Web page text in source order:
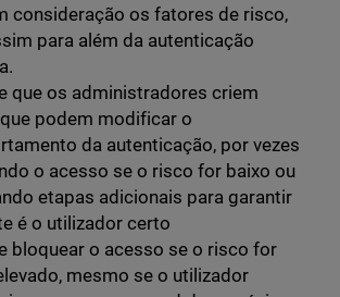
consideração os fatores de risco,
para além da autenticação
que os administradores criem
podem modificar o
da autenticação, por vezes
o acesso se o risco for baixo ou
etapas adicionais para garantir
é o utilizador certo
bloquear o acesso se o risco for
mesmo se o utilizador